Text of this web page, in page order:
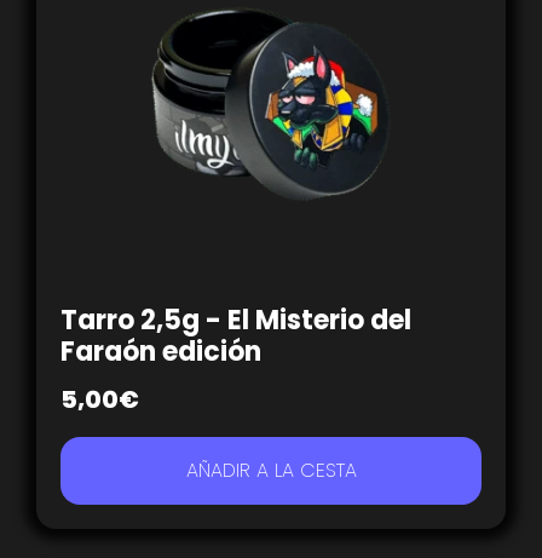
Tarro 2,5g - El Misterio del
Faraón edición
5,00€
AÑADIR A LA CESTA